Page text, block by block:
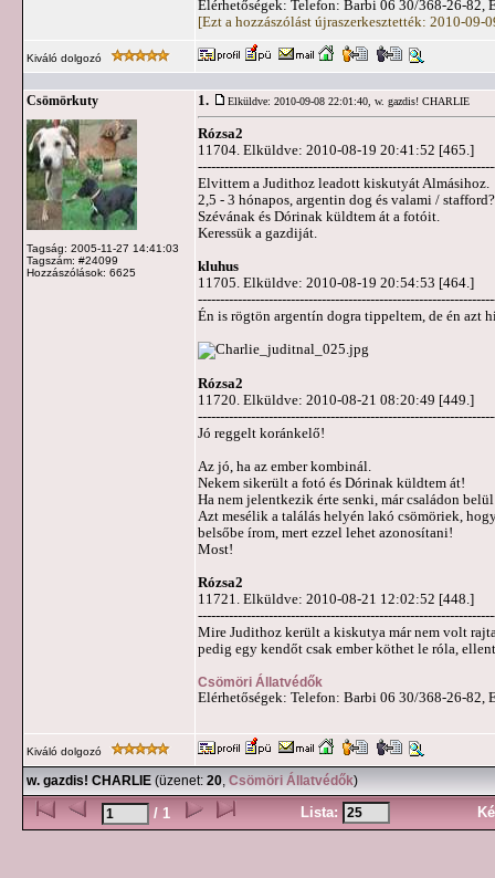
Elérhetőségek: Telefon: Barbi 06 30/368-26-82,
[Ezt a hozzászólást újraszerkesztették: 2010-09-
Kiváló dolgozó
Csömörkuty
Tagság: 2005-11-27 14:41:03
Tagszám: #24099
Hozzászólások: 6625
1. Elküldve: 2010-09-08 22:01:40, w. gazdis! CHARLIE
Rózsa2
11704. Elküldve: 2010-08-19 20:41:52 [465.]
Elvittem a Judithoz leadott kiskutyát Almásihoz.
2,5 - 3 hónapos, argentin dog és valami /
Szévának és Dórinak küldtem át a fotóit.
Keressük a gazdiját.
kluhus
11705. Elküldve: 2010-08-19 20:54:53 [464.]
Én is rögtön argentín dogra tippeltem, de én azt
Rózsa2
11720. Elküldve: 2010-08-21 08:20:49 [449.]
Jó reggelt koránkelő!
Az jó, ha az ember kombinál.
Nekem sikerült a fotó és Dórinak küldtem át!
Ha nem jelentkezik érte senki, már családon
Azt mesélik a találás helyén lakó csömöriek,
belsőbe írom, mert ezzel lehet azonosítani!
Most!
Rózsa2
11721. Elküldve: 2010-08-21 12:02:52 [448.]
Mire Judithoz került a kiskutya már nem volt
pedig egy kendőt csak ember köthet le róla,
Csömöri Állatvédők
Elérhetőségek: Telefon: Barbi 06 30/368-26-82,
Kiváló dolgozó
w. gazdis! CHARLIE (üzenet: 20, Csömöri Állatvédők)
/ 1 Lista: